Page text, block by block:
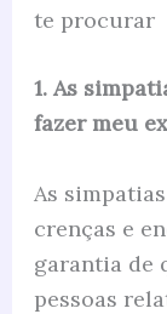
te procurar
1. As
fazer meu
As
crenças e
garantia de
pessoas